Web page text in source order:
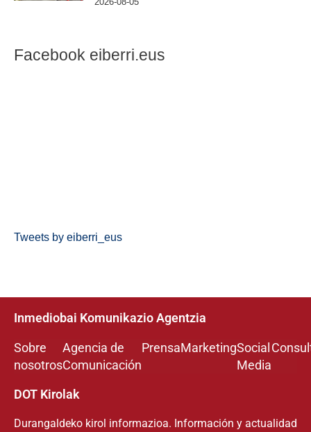
Facebook eiberri.eus
Tweets by eiberri_eus
Inmediobai Komunikazio Agentzia
Sobre
nosotros
Agencia de
Comunicación
PrensaMarketingSocial
Media
DOT Kirolak
Durangaldeko kirol informazioa. Información y actualidad